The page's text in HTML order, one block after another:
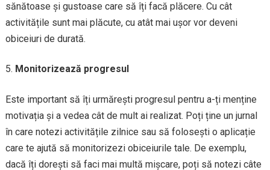
sănătoase și gustoase care să îți facă plăcere. Cu cât
activitățile sunt mai plăcute, cu atât mai ușor vor deveni
obiceiuri de durată.
Monitorizează progresul
Este important să îți urmărești progresul pentru a-ți menține
motivația și a vedea cât de mult ai realizat. Poți ține un jurnal
în care notezi activitățile zilnice sau să folosești o aplicație
care te ajută să monitorizezi obiceiurile tale. De exemplu,
dacă îți dorești să faci mai multă mișcare, poți să notezi câte